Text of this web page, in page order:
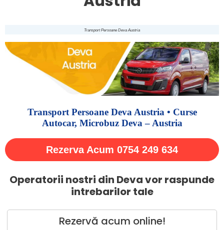
Transport Persoane Deva Austria
Transport Persoane Deva Austria • Curse
Autocar, Microbuz Deva – Austria
Rezerva Acum 0754 249 634
Operatorii nostri din Deva vor raspunde
intrebarilor tale
Rezervă acum online!